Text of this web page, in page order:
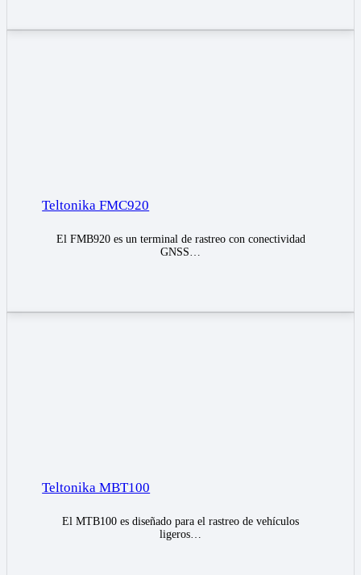
Teltonika FMC920
El FMB920 es un terminal de rastreo con conectividad
GNSS…
Teltonika MBT100
El MTB100 es diseñado para el rastreo de vehículos
ligeros…